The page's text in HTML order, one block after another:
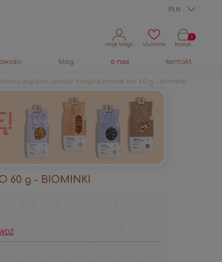
moje biogo ulubione koszyk
blog o nas kontakt
jaglane spirale bezglutenowe bio 60 g - biominki
60 g - BIOMINKI